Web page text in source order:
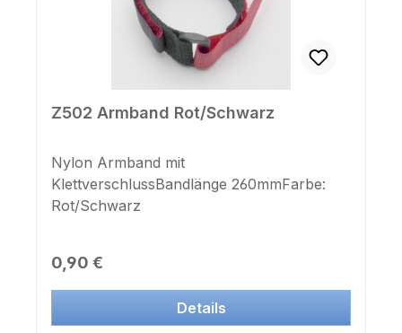
Z502 Armband Rot/Schwarz
Nylon Armband mit
KlettverschlussBandlänge 260mmFarbe:
Rot/Schwarz
Regulärer Preis:
0,90 €
Details